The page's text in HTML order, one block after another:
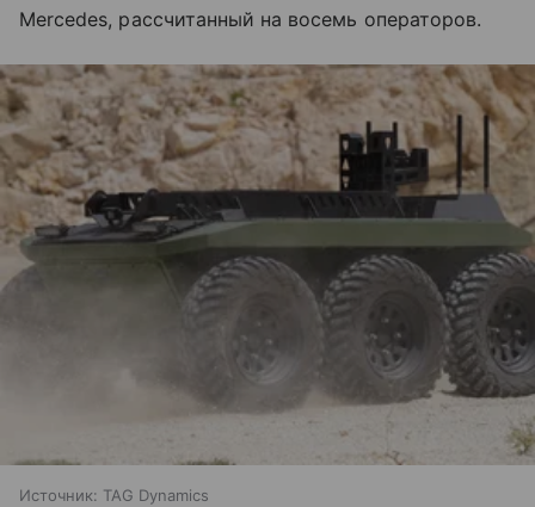
Mercedes, рассчитанный на восемь операторов.
Источник: TAG Dynamics